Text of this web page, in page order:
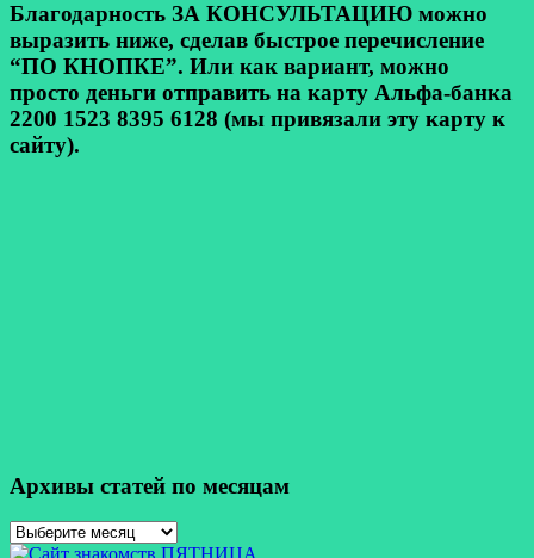
Благодарность ЗА КОНСУЛЬТАЦИЮ можно
выразить ниже, сделав быстрое перечисление
“ПО КНОПКЕ”. Или как вариант, можно
просто деньги отправить на карту Альфа-банка
2200 1523 8395 6128 (мы привязали эту карту к
сайту).
Архивы статей по месяцам
Архивы
статей